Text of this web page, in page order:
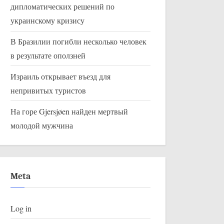
дипломатических решений по
украинскому кризису
В Бразилии погибли несколько человек
в результате оползней
Израиль открывает въезд для
непривитых туристов
На горе Gjersjøen найден мертвый
молодой мужчина
Meta
Log in